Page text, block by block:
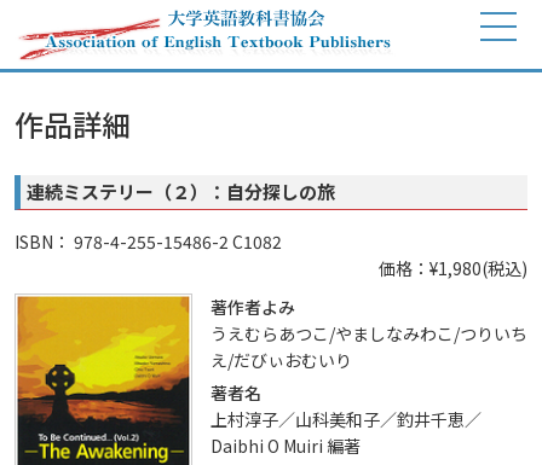
作品詳細
連続ミステリー（２）：自分探しの旅
ISBN： 978-4-255-15486-2 C1082
価格：¥1,980(税込)
著作者よみ
うえむらあつこ/やましなみわこ/つりいち
え/だびぃおむいり
著者名
上村淳子／山科美和子／釣井千恵／
Daibhi O Muiri 編著